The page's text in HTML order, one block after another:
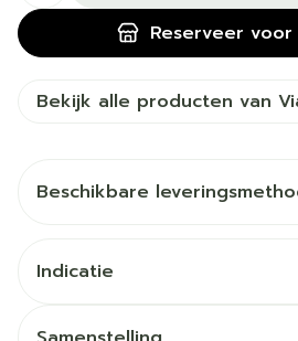
Reserveer voor
Bekijk alle producten van
Beschikbare
Indicatie